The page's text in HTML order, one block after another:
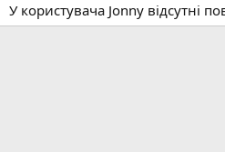
У користувача Jonny відсутні